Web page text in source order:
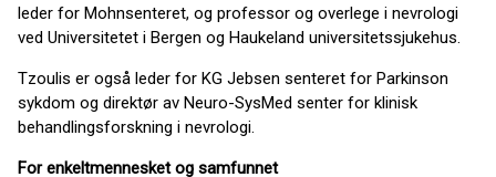
leder for Mohnsenteret, og professor og overlege i nevrologi
ved Universitetet i Bergen og Haukeland universitetssjukehus.
Tzoulis er også leder for KG Jebsen senteret for Parkinson
sykdom og direktør av Neuro-SysMed senter for klinisk
behandlingsforskning i nevrologi.
For enkeltmennesket og samfunnet